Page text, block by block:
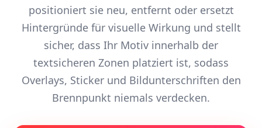
positioniert sie neu, entfernt oder ersetzt
Hintergründe für visuelle Wirkung und stellt
sicher, dass Ihr Motiv innerhalb der
textsicheren Zonen platziert ist, sodass
Overlays, Sticker und Bildunterschriften den
Brennpunkt niemals verdecken.